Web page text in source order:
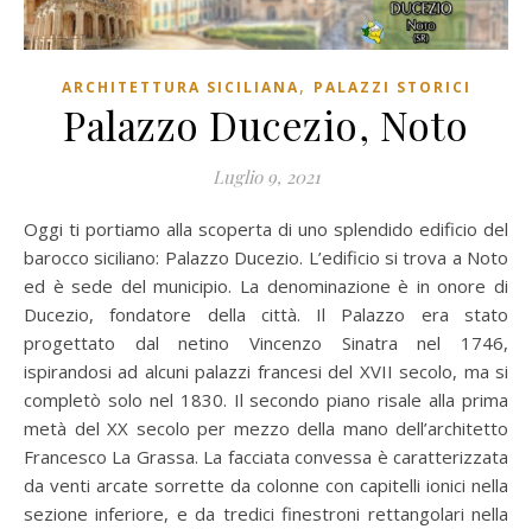
ARCHITETTURA SICILIANA, PALAZZI STORICI
Palazzo Ducezio, Noto
Luglio 9, 2021
Oggi ti portiamo alla scoperta di uno splendido edificio del
barocco siciliano: Palazzo Ducezio. L’edificio si trova a Noto
ed è sede del municipio. La denominazione è in onore di
Ducezio, fondatore della città. Il Palazzo era stato
progettato dal netino Vincenzo Sinatra nel 1746,
ispirandosi ad alcuni palazzi francesi del XVII secolo, ma si
completò solo nel 1830. Il secondo piano risale alla prima
metà del XX secolo per mezzo della mano dell’architetto
Francesco La Grassa. La facciata convessa è caratterizzata
da venti arcate sorrette da colonne con capitelli ionici nella
sezione inferiore, e da tredici finestroni rettangolari nella